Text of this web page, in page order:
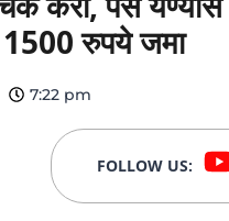
1500 रुपये जमा
7:22 pm
FOLLOW US: